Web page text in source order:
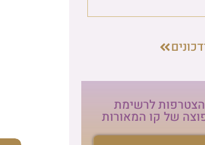
לרשימת
של קו המאורות